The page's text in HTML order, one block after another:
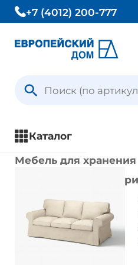
+7 (4012) 200-777
Каталог
Вопрос — Ответ
Отзывы
Условия
Каталог
Мебель для хранения
Кухни и кухонные
Столы и стулья
Ванная комната
Освещение